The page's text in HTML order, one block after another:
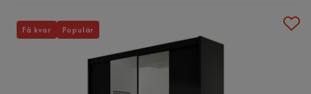
Få kvar Populär